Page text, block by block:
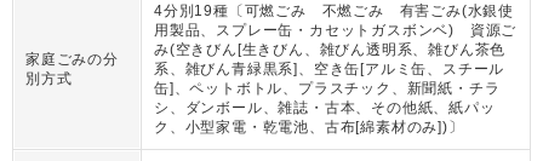
家庭ごみの分
別方式
4分別19種〔可燃ごみ 不燃ごみ 有害ごみ(水銀使
用製品、スプレー缶・カセットガスボンベ) 資源ご
み(空きびん[生きびん、雑びん透明系、雑びん茶色
系、雑びん青緑黒系]、空き缶[アルミ缶、スチール
缶]、ペットボトル、プラスチック、新聞紙・チラ
シ、ダンボール、雑誌・古本、その他紙、紙パッ
ク、小型家電・乾電池、古布[綿素材のみ])〕